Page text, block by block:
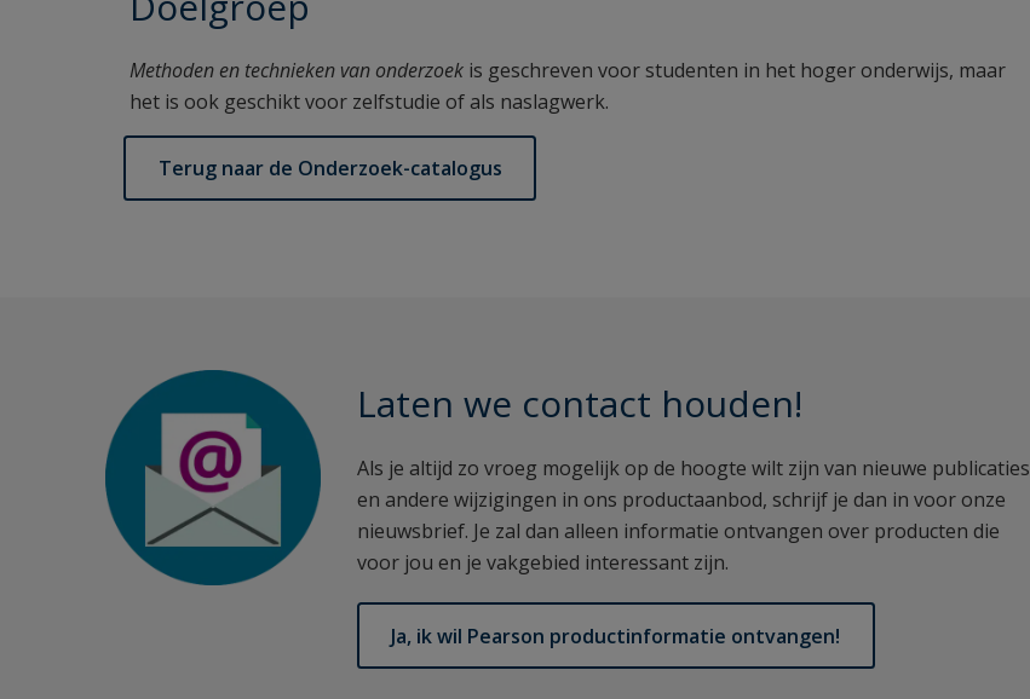
Methoden en technieken van onderzoek is geschreven voor studenten in het hoger onderwijs, maar
het is ook geschikt voor zelfstudie of als naslagwerk.
Terug naar de Onderzoek-catalogus
Laten we contact houden!
Als je altijd zo vroeg mogelijk op de hoogte wilt zijn van nieuwe publicaties
en andere wijzigingen in ons productaanbod, schrijf je dan in voor onze
nieuwsbrief. Je zal dan alleen informatie ontvangen over producten die
voor jou en je vakgebied interessant zijn.
Ja, ik wil Pearson productinformatie ontvangen!